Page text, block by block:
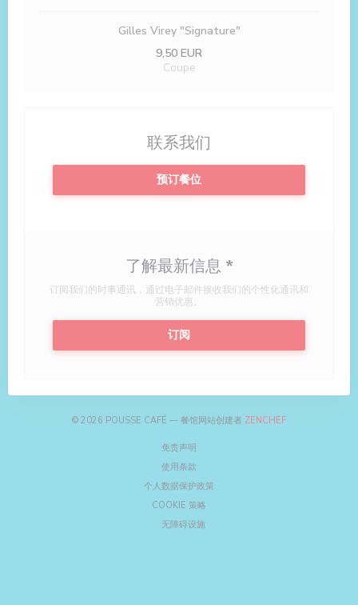
Gilles Virey "Signature"
9,50 EUR
Coupe
联系我们
预订餐位
了解最新信息 *
订阅我们的时事通讯，通过电子邮件接收我们的个性化通讯和
营销优惠。
订阅
© 2026 POUSSE CAFÉ — 餐馆网站创建者 ZENCHEF((在新窗口中打开))
免责声明
使用条款
个人数据保护政策
COOKIE 策略
无障碍设施((在新窗口中打开))